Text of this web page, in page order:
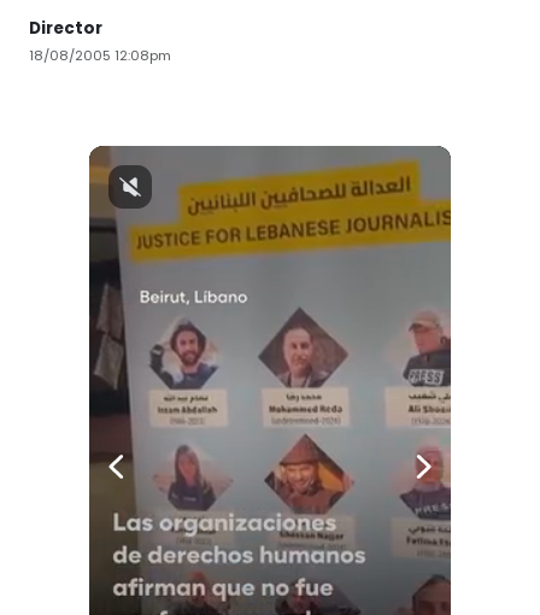
Director
18/08/2005 12:08pm